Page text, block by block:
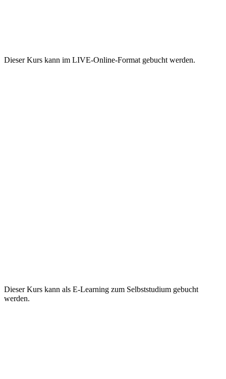
Dieser Kurs kann im LIVE-Online-Format gebucht werden.
Dieser Kurs kann als E-Learning zum Selbststudium gebucht
werden.